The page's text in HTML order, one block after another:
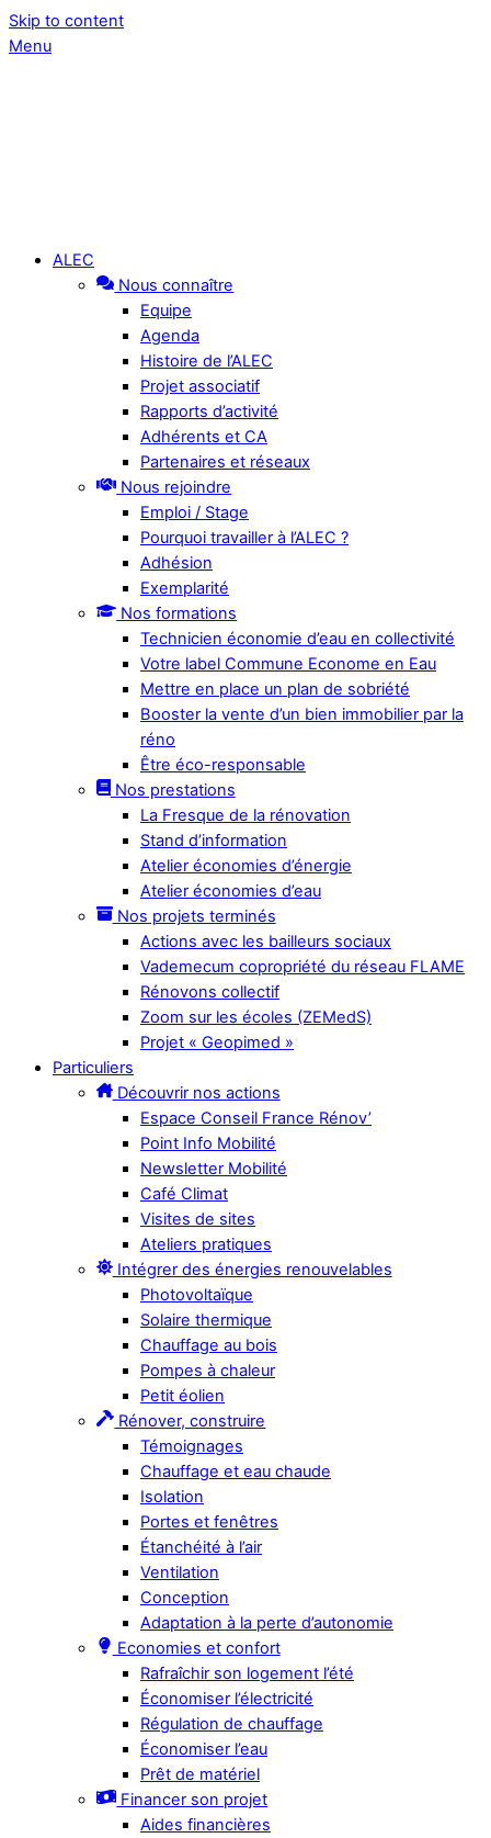
Skip to content
Menu
ALEC
Nous connaître
Equipe
Agenda
Histoire de l’ALEC
Projet associatif
Rapports d’activité
Adhérents et CA
Partenaires et réseaux
Nous rejoindre
Emploi / Stage
Pourquoi travailler à l’ALEC ?
Adhésion
Exemplarité
Nos formations
Technicien économie d’eau en collectivité
Votre label Commune Econome en Eau
Mettre en place un plan de sobriété
Booster la vente d’un bien immobilier par la
réno
Être éco-responsable
Nos prestations
La Fresque de la rénovation
Stand d’information
Atelier économies d’énergie
Atelier économies d’eau
Nos projets terminés
Actions avec les bailleurs sociaux
Vademecum copropriété du réseau FLAME
Rénovons collectif
Zoom sur les écoles (ZEMedS)
Projet « Geopimed »
Particuliers
Découvrir nos actions
Espace Conseil France Rénov’
Point Info Mobilité
Newsletter Mobilité
Café Climat
Visites de sites
Ateliers pratiques
Intégrer des énergies renouvelables
Photovoltaïque
Solaire thermique
Chauffage au bois
Pompes à chaleur
Petit éolien
Rénover, construire
Témoignages
Chauffage et eau chaude
Isolation
Portes et fenêtres
Étanchéité à l’air
Ventilation
Conception
Adaptation à la perte d’autonomie
Economies et confort
Rafraîchir son logement l’été
Économiser l’électricité
Régulation de chauffage
Économiser l’eau
Prêt de matériel
Financer son projet
Aides financières